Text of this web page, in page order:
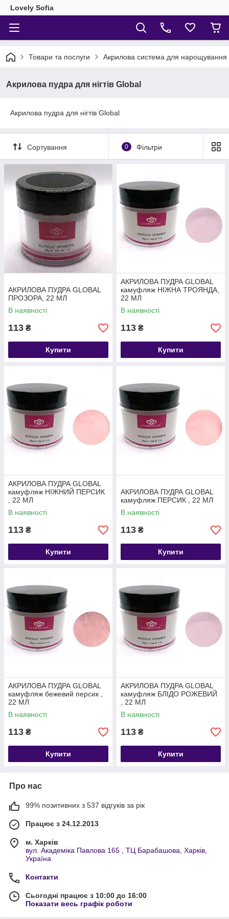
Lovely Sofia
Товари та послуги Акрилова система для нарощування
Акрилова пудра для нігтів Global
Акрилова пудра для нігтів Global
Сортування 0 Фільтри
АКРИЛОВА ПУДРА GLOBAL
ПРОЗОРА, 22 МЛ
В наявності
113 ₴
Купити
АКРИЛОВА ПУДРА GLOBAL
камуфляж НІЖНА ТРОЯНДА,
22 МЛ
В наявності
113 ₴
Купити
АКРИЛОВА ПУДРА GLOBAL
камуфляж НІЖНИЙ ПЕРСИК
, 22 МЛ
В наявності
113 ₴
Купити
АКРИЛОВА ПУДРА GLOBAL
камуфляж ПЕРСИК , 22 МЛ
В наявності
113 ₴
Купити
АКРИЛОВА ПУДРА GLOBAL
камуфляж бежевий персик ,
22 МЛ
В наявності
113 ₴
Купити
АКРИЛОВА ПУДРА GLOBAL
камуфляж БЛІДО РОЖЕВИЙ
, 22 МЛ
В наявності
113 ₴
Купити
Про нас
99% позитивних з 537 відгуків за рік
Працює з 24.12.2013
м. Харків
вул. Академіка Павлова 165 , ТЦ Барабашова, Харків,
Україна
Контакти
Сьогодні працює з 10:00 до 16:00
Показати весь графік роботи